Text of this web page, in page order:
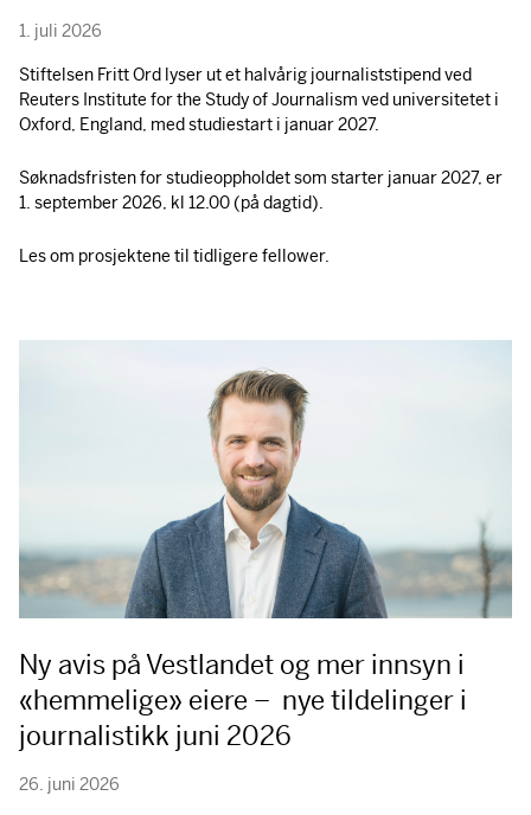
1. juli 2026
Stiftelsen Fritt Ord lyser ut et halvårig journaliststipend ved
Reuters Institute for the Study of Journalism ved universitetet i
Oxford, England, med studiestart i januar 2027.
Søknadsfristen for studieoppholdet som starter januar 2027, er
1. september 2026, kl 12.00 (på dagtid).
Les om prosjektene til tidligere fellower.
Ny avis på Vestlandet og mer innsyn i
«hemmelige» eiere – nye tildelinger i
journalistikk juni 2026
26. juni 2026